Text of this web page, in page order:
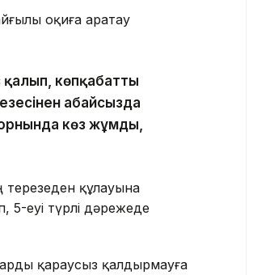
оқиға Қаратау
қалып, көпқабатты
абайсызда
орнында көз жұмды,
құлауына
5-еуі түрлі дәрежеде
қараусыз қалдырмауға